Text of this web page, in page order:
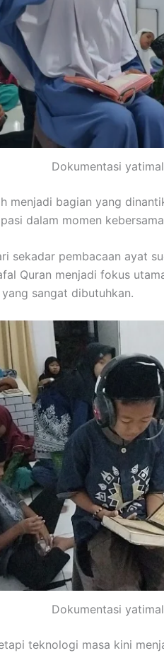
Dokumentasi
bagian yang
dalam momen
sekadar pembacaan ayat
Quran menjadi fokus
sangat dibutuhkan.
Dokumentasi
teknologi masa kini